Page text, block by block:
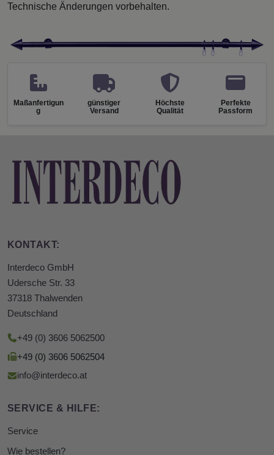
Technische Änderungen vorbehalten.
Maßanfertigun
g
günstiger
Versand
Höchste
Qualität
Perfekte
Passform
KONTAKT:
Interdeco GmbH
Udersche Str. 33
37318 Thalwenden
Deutschland
+49 (0) 3606 5062500
+49 (0) 3606 5062504
info@interdeco.at
SERVICE & HILFE:
Service
Wie bestellen?